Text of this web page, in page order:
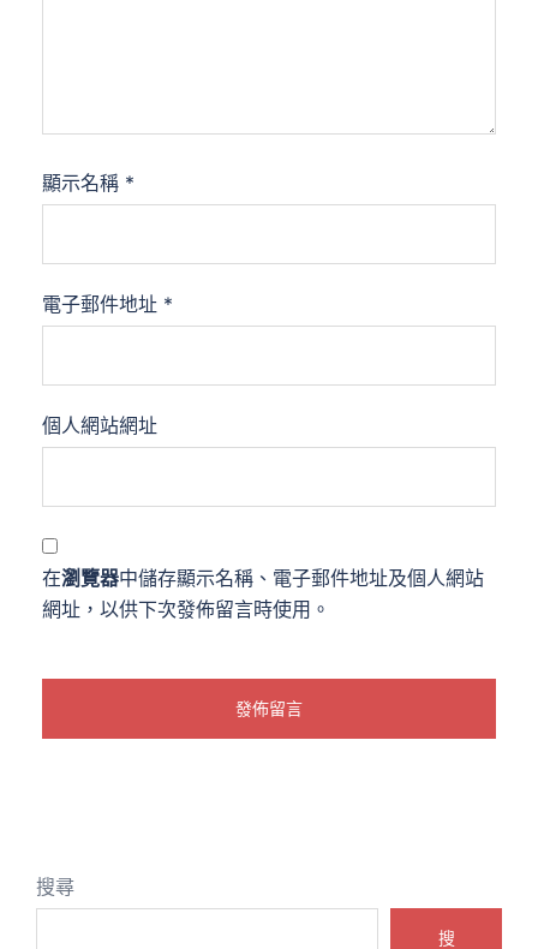
顯示名稱 *
電子郵件地址 *
個人網站網址
在瀏覽器中儲存顯示名稱、電子郵件地址及個人網站
網址，以供下次發佈留言時使用。
搜尋
搜